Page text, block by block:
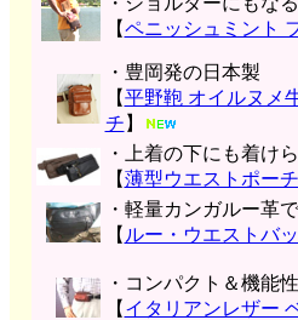
【ペニッシュミント
・豊岡発の日本製
【平野鞄 オイルヌメ
チ 】
・上着の下にも着け
【薄型ウエストポーチ
・軽量カンガルー革
【 ルー・ウエストバ
・コンパクト＆機能性
【 イタリアンレザー